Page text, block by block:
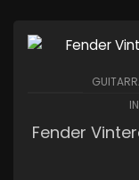
Fender